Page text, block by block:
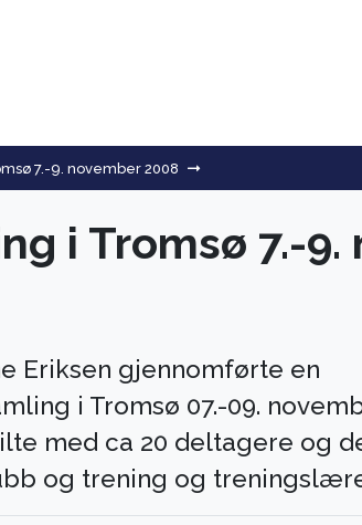
7.-9. november 2008
i Tromsø 7.-9.
Eriksen gjennomførte en
i Tromsø 07.-09.
med ca 20 deltagere og
og trening og